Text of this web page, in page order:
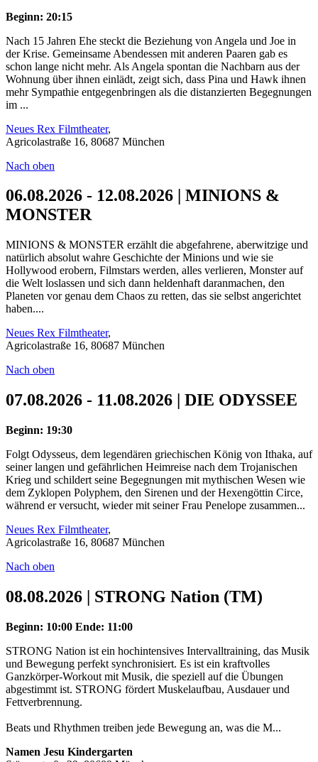
Beginn: 20:15
Nach 15 Jahren Ehe steckt die Beziehung von Angela und Joe in
der Krise. Gemeinsame Abendessen mit anderen Paaren gab es
schon lange nicht mehr. Als Angela spontan die Nachbarn aus der
Wohnung über ihnen einlädt, zeigt sich, dass Pina und Hawk ihnen
mehr Sympathie entgegenbringen als die distanzierten Begegnungen
im ...
Neues Rex Filmtheater,
Agricolastraße 16, 80687 München
Nach oben
06.08.2026 - 12.08.2026 | MINIONS &
MONSTER
MINIONS & MONSTER erzählt die abgefahrene, aberwitzige und
natürlich absolut wahre Geschichte der Minions und wie sie
Hollywood erobern, Filmstars werden, alles verlieren, Monster auf
die Welt loslassen und sich dann heldenhaft daranmachen, den
Planeten vor genau dem Chaos zu retten, das sie selbst angerichtet
haben....
Neues Rex Filmtheater,
Agricolastraße 16, 80687 München
Nach oben
07.08.2026 - 11.08.2026 | DIE ODYSSEE
Beginn: 19:30
Folgt Odysseus, dem legendären griechischen König von Ithaka, auf
seiner langen und gefährlichen Heimreise nach dem Trojanischen
Krieg und schildert seine Begegnungen mit mythischen Wesen wie
dem Zyklopen Polyphem, den Sirenen und der Hexengöttin Circe,
während er versucht, wieder mit seiner Frau Penelope zusammen...
Neues Rex Filmtheater,
Agricolastraße 16, 80687 München
Nach oben
08.08.2026 | STRONG Nation (TM)
Beginn: 10:00 Ende: 11:00
STRONG Nation ist ein hochintensives Intervalltraining, das Musik
und Bewegung perfekt synchronisiert. Es ist ein kraftvolles
Ganzkörper-Workout mit Musik, die speziell auf die Übungen
abgestimmt ist. STRONG fördert Muskelaufbau, Ausdauer und
Fettverbrennung.
Beats und Rhythmen treiben jede Bewegung an, was die M...
Namen Jesu Kindergarten